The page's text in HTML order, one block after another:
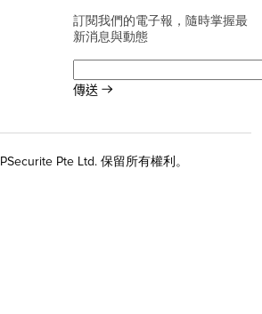
訂閱我們的電子報，隨時掌握最
新消息與動態
Pte Ltd. 保留所有權利。